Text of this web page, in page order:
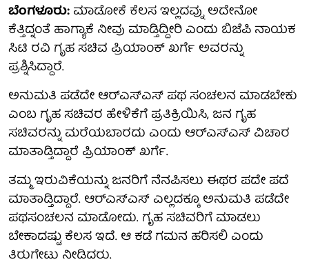
ಬೆಂಗಳೂರು:ಮಾಡೋಕೆ ಕೆಲಸ ಇಲ್ಲದವ್ನು ಅದೇನೋ
ಕೆತ್ತಿದ್ನಂತೆ ಹಾಗ್ಯಾಕೆ ನೀವು ಮಾಡ್ತಿದ್ದೀರಿ ಎಂದು ಬಿಜೆಪಿ ನಾಯಕ
ಸಿಟಿ ರವಿ ಗೃಹ ಸಚಿವ ಪ್ರಿಯಾಂಕ್ ಖರ್ಗೆ ಅವರನ್ನು
ಪ್ರಶ್ನಿಸಿದ್ದಾರೆ.
ಅನುಮತಿ ಪಡೆದೇ ಆರ್​ಎಸ್​ಎಸ್​ ಪಥ ಸಂಚಲನ ಮಾಡಬೇಕು
ಎಂಬ ಗೃಹ ಸಚಿವರ ಹೇಳಿಕೆಗೆ ಪ್ರತಿಕ್ರಿಯಿಸಿ, ಜನ ಗೃಹ
ಸಚಿವರನ್ನು ಮರೆಯಬಾರದು ಎಂದು ಆರ್​ಎಸ್​ಎಸ್​ ವಿಚಾರ
ಮಾತಾಡ್ತಿದ್ದಾರೆ ಪ್ರಿಯಾಂಕ್ ಖರ್ಗೆ.
ತಮ್ಮ ಇರುವಿಕೆಯನ್ನು ಜನರಿಗೆ ನೆನಪಿಸಲು ಈಥರ ಪದೇ ಪದೆ
ಮಾತಾಡ್ತಿದ್ದಾರೆ. ಆರ್​ಎಸ್​ಎಸ್​ ಎಲ್ಲದಕ್ಕೂ ಅನುಮತಿ ಪಡೆದೇ
ಪಥಸಂಚಲನ ಮಾಡೋದು. ಗೃಹ ಸಚಿವರಿಗೆ ಮಾಡಲು
ಬೇಕಾದಷ್ಟು ಕೆಲಸ ಇದೆ. ಆ ಕಡೆ ಗಮನ ಹರಿಸಲಿ ಎಂದು
ತಿರುಗೇಟು ನೀಡಿದರು.